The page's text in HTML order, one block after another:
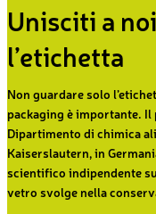
Unisciti a
l’etichetta
Non guardare solo
packaging è importante.
Dipartimento di chimica
Kaiserslautern, in
scientifico indipendente
vetro svolge nella